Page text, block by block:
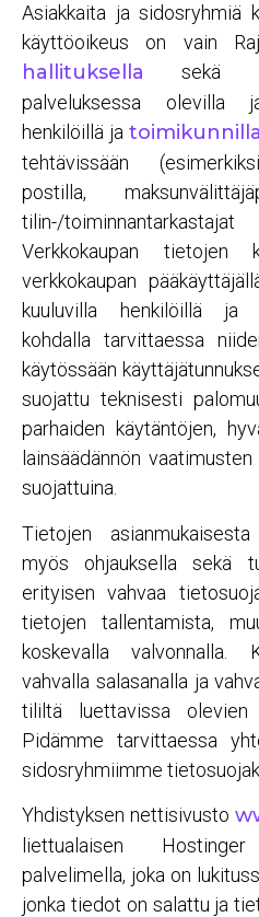
Asiakkaita ja sidosryhmiä
käyttöoikeus on vain
hallituksella sekä
palveluksessa olevilla
henkilöillä ja
tehtävissään
postilla,
tilin-/
Verkkokaupan tietojen
verkkokaupan
kuuluvilla henkilöillä ja
kohdalla tarvittaessa
käytössään
suojattu teknisesti
parhaiden käytäntöjen,
lainsäädännön
suojattuina.
Tietojen
myös ohjauksella sekä
erityisen vahvaa
tietojen tallentamista,
koskevalla valvonnalla.
vahvalla salasanalla ja
tililtä luettavissa olevien
Pidämme tarvittaessa
sidosryhmiimme
Yhdistyksen nettisivusto
liettualaisen
palvelimella, joka on
jonka tiedot on salattu ja